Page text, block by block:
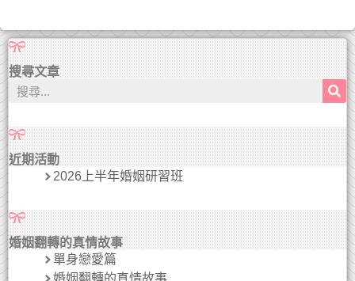
搜尋文章
近期活動
2026上半年婚姻研習班
婚姻翻轉的真情故事
單身戀愛篇